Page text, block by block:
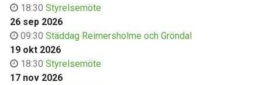
18:30 Styrelsemöte
26 sep 2026
09:30 Städdag Reimersholme och Gröndal
19 okt 2026
18:30 Styrelsemöte
17 nov 2026